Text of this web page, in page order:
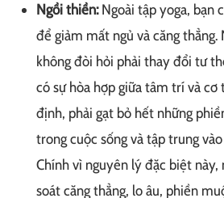
Ngồi thiền:Ngoài tập yoga, bạn
để giảm mất ngủ và căng
không đòi hỏi phải thay đổi tư
có sự hòa hợp giữa tâm trí và cơ
định, phải gạt bỏ hết những
trong cuộc sống và tập trung
Chính vì nguyên lý đặc biệt
soát căng thẳng, lo âu, phiền